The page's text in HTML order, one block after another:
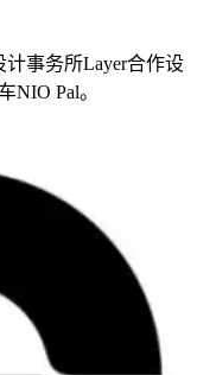
事务所Layer合作设
NIO Pal。